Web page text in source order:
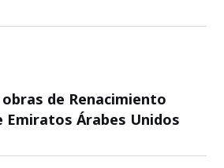
de Renacimiento
Emiratos Árabes Unidos